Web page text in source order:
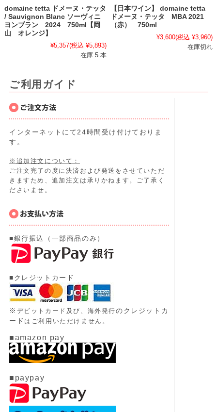
domaine tetta ドメーヌ・テッタ
/ Sauvignon Blanc ソーヴィニ
ヨンブラン 2024 750ml【岡
山 オレンジ】
¥5,357(税込 ¥5,893)
在庫 5 本
【日本ワイン】 domaine tetta
ドメーヌ・テッタ MBA 2021
（赤） 750ml
¥3,600(税込 ¥3,960)
在庫切れ
ご利用ガイド
インターネットにて24時間受け付けておりま
す。
※追加注文について：
ご注文完了の度に決済および発送をさせていただ
きますため、追加注文は承りかねます。ご了承く
ださいませ。
■銀行振込（一部商品のみ）
■クレジットカード
※ デビットカード及び、 海外発行のクレジットカ
ード はご利用いただけません。
■amazon pay
■paypay